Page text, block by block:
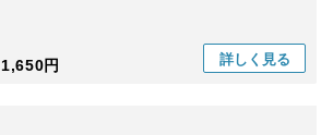
1,650円 詳しく 見る